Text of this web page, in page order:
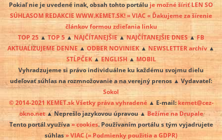
Pokiaľ nie je uvedené inak, obsah tohto portálu je možné šíriť LEN SO
SÚHLASOM REDAKCIE WWW.KEMET.SK! » VIAC « Ďakujeme za šírenie
článkov formou zdieľania linku
TOP 25 ▲ TOP 5▲NAJČÍTANEJŠIE▲NAJČÍTANEJŠIE DNES ▲FB
AKTUALIZUJEME DENNE▲ODBER NOVINIEK▲ NEWSLETTER archív ▲
STĹPČEK▲ENGLISH▲MOBIL
Vyhradzujeme si právo individuálne ku každému svojmu dielu
udeľovať súhlas na rozmnožovanie a na verejný prenos ▲ Vydavateľ:
Sokol
© 2014-2021 KEMET.sk Všetky práva vyhradené▲ E-mail: kemet@cez-
okno.net▲ Neprešlo jazykovou úpravou ▲ Bežíme na Drupale
Tento portál využíva» cookies. Používaním portálu s tým vyjadrujete
súhlas» VIAC(» Podmienky použitia a GDPR)